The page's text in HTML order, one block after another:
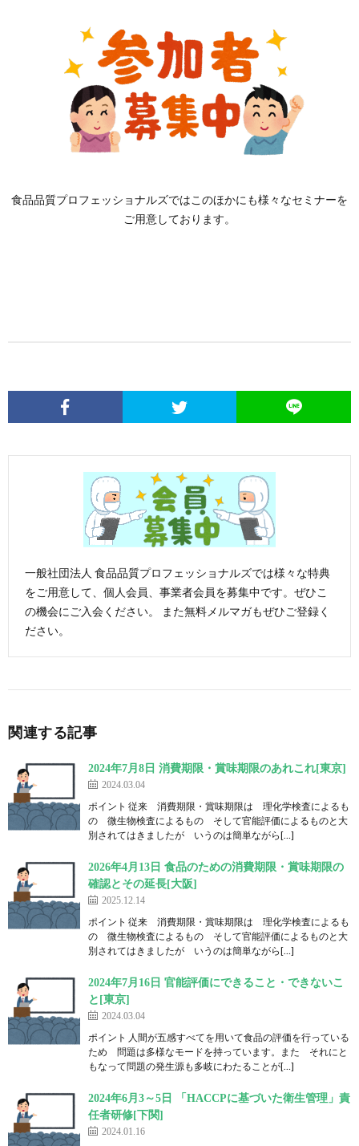
食品品質プロフェッショナルズではこのほかにも様々なセミナーを
ご用意しております。
一般社団法人 食品品質プロフェッショナルズでは様々な特典
をご用意して、個人会員、事業者会員を募集中です。ぜひこ
の機会にご入会ください。 また無料メルマガもぜひご登録く
ださい。
関連する記事
2024年7月8日 消費期限・賞味期限のあれこれ[東京]
2024.03.04
ポイント 従来 消費期限・賞味期限は 理化学検査によるも
の 微生物検査によるもの そして官能評価によるものと大
別されてはきましたが いうのは簡単ながら[…]
2026年4月13日 食品のための消費期限・賞味期限の
確認とその延長[大阪]
2025.12.14
ポイント 従来 消費期限・賞味期限は 理化学検査によるも
の 微生物検査によるもの そして官能評価によるものと大
別されてはきましたが いうのは簡単ながら[…]
2024年7月16日 官能評価にできること・できないこ
と[東京]
2024.03.04
ポイント 人間が五感すべてを用いて食品の評価を行っている
ため 問題は多様なモードを持っています。また それにと
もなって問題の発生源も多岐にわたることが[…]
2024年6月3～5日 「HACCPに基づいた衛生管理」責
任者研修[下関]
2024.01.16